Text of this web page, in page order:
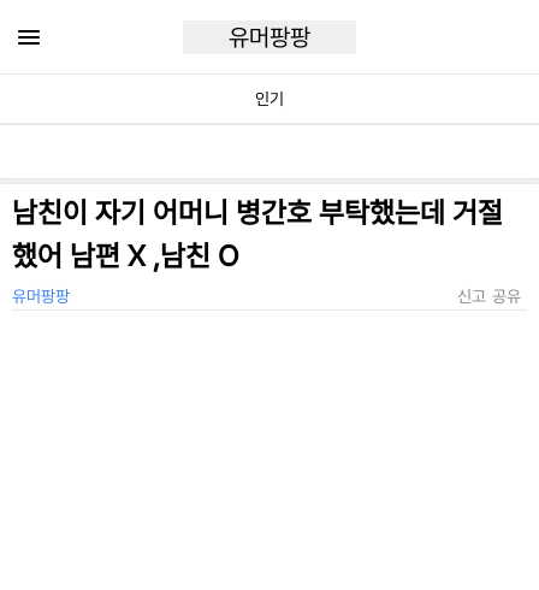
유머팡팡
인기
남친이 자기 어머니 병간호 부탁했는데 거절
했어 남편 X ,남친 O
유머팡팡 신고 공유